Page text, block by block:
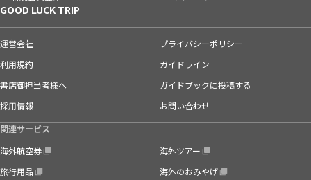
GOOD LUCK TRIP
運営会社
プライバシーポリシー
利用規約
ガイドライン
書店御担当者様へ
ガイドブックに投稿する
採用情報
お問い合わせ
関連サービス
海外航空券
海外ツアー
旅行用品
海外のおみやげ